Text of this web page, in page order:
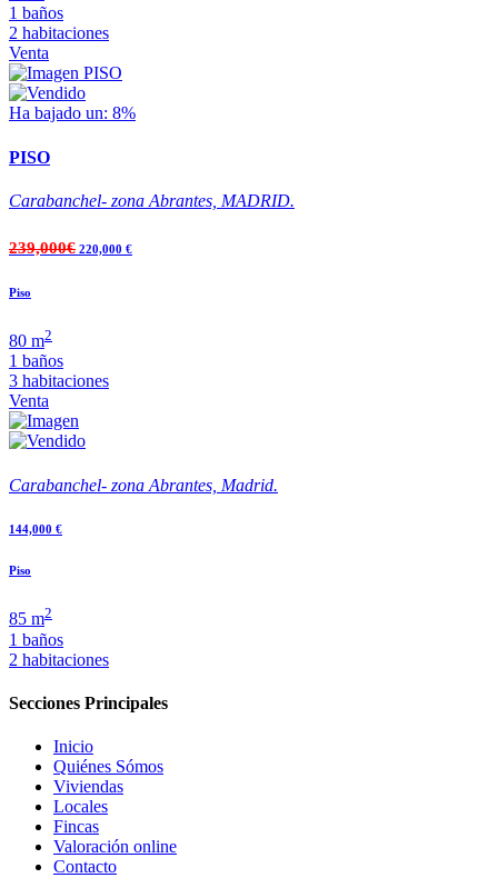
1 baños
2 habitaciones
Venta
Ha bajado un: 8%
PISO
Carabanchel- zona Abrantes, MADRID.
239,000€ 220,000 €
Piso
80 m2
1 baños
3 habitaciones
Venta
Carabanchel- zona Abrantes, Madrid.
144,000 €
Piso
85 m2
1 baños
2 habitaciones
Secciones Principales
Inicio
Quiénes Sómos
Viviendas
Locales
Fincas
Valoración online
Contacto